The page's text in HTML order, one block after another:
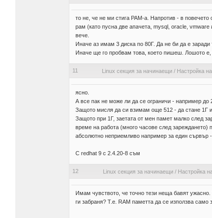
то не, че не ми стига РАМ-а. Напротив - в
рам (като пусна две апачета, mysql, oracle,
вече.
Иначе аз имам 3 диска по 80Г. Да не би да е заради
Иначе ще го пробвам това, което пишеш. Лошото
11 Linux секция за начинаещи / Настройка
ясно.
А все пак не може ли да се ограничи - например
Защото мисля да си взимам още 512 - да стане 1Г
Защото при 1Г, заетата от мен памет малко след
време на работа (много часове след
абсолютно неприемливо например за един сървър -
С redhat 9 с 2.4.20-8 съм
12 Linux секция за начинаещи / Настройка
Имам чувството, че точно тези неща бавят
ги забраня? Т.е. RAM паметта да се използва